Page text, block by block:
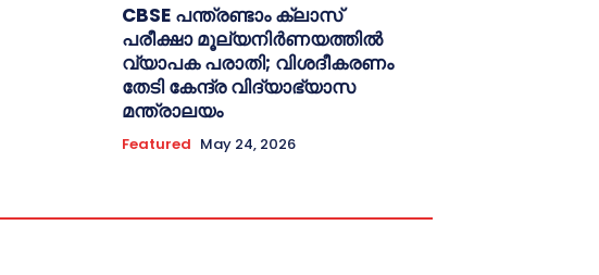
CBSE പന്ത്രണ്ടാം ക്ലാസ്
പരീക്ഷാ മൂല്യനിർണയത്തിൽ
വ്യാപക പരാതി; വിശദീകരണം
തേടി കേന്ദ്ര വിദ്യാഭ്യാസ
മന്ത്രാലയം
Featured May 24, 2026